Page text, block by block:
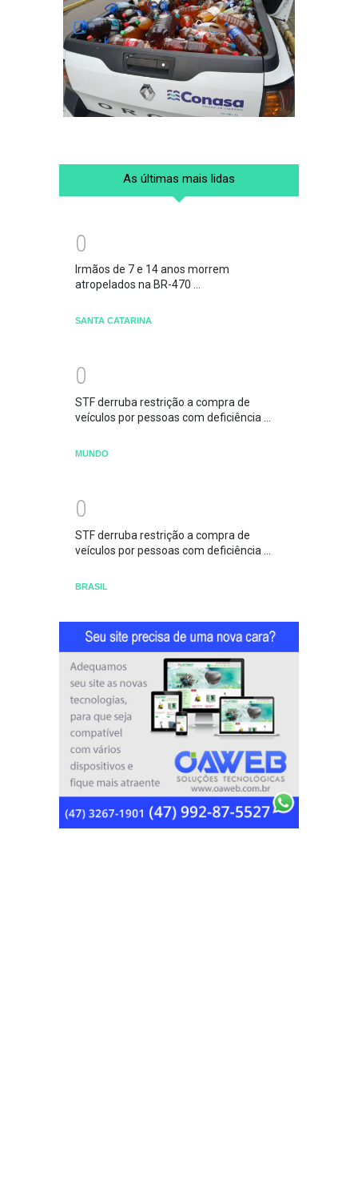
As últimas mais lidas
0
Irmãos de 7 e 14 anos morrem
atropelados na BR-470 ...
SANTA CATARINA
0
STF derruba restrição a compra de
veículos por pessoas com deficiência ...
MUNDO
0
STF derruba restrição a compra de
veículos por pessoas com deficiência ...
BRASIL